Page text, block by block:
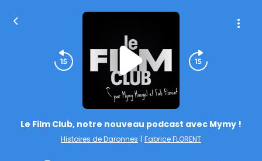
Le Film Club, notre nouveau podcast avec Mymy !
Histoires de Daronnes | Fabrice FLORENT